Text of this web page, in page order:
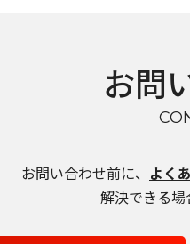
言
日本語
お問
お問い合わせ前に、 よく
解決できる場